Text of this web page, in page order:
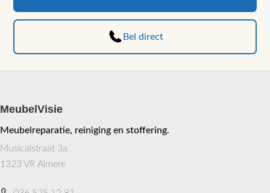
Bel direct
MeubelVisie
Meubelreparatie, reiniging en stoffering.
Musicalstraat 3a
1323 VR Almere